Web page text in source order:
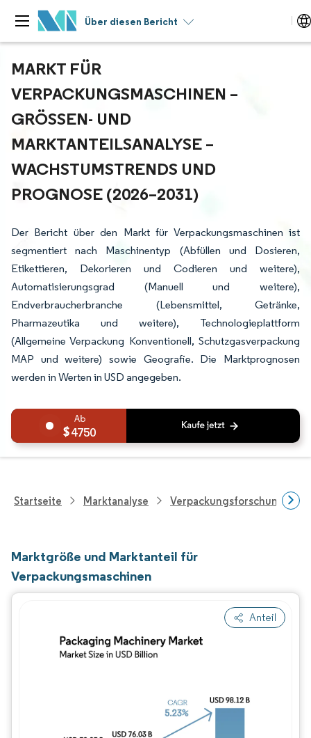
Über diesen Bericht
MARKT FÜR
VERPACKUNGSMASCHINEN –
GRÖSSEN- UND M
ARKTANTEILSANALYSE – W
ACHSTUMSTRENDS UND P
ROGNOSE (2026–2031)
Der Bericht über den Markt für Verpackungsmaschinen ist
segmentiert nach Maschinentyp (Abfüllen und Dosieren,
Etikettieren, Dekorieren und Codieren und weitere),
Automatisierungsgrad (Manuell und weitere),
Endverbraucherbranche (Lebensmittel, Getränke,
Pharmazeutika und weitere), Technologieplattform
(Allgemeine Verpackung Konventionell, Schutzgasverpackung
MAP und weitere) sowie Geografie. Die Marktprognosen
werden in Werten in USD angegeben.
4750
Startseite Marktanalyse Verpackungsforschung
Marktgröße und Marktanteil für
Verpackungsmaschinen
Anteil